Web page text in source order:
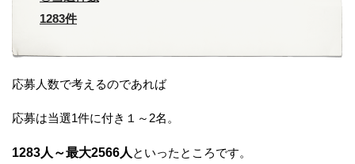
1283件
応募人数で考えるのであれば
応募は当選1件に付き１～2名。
1283人～最大2566人 といったところです。